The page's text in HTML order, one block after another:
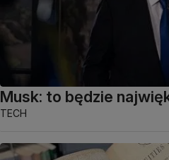
Musk: to będzie
TECH